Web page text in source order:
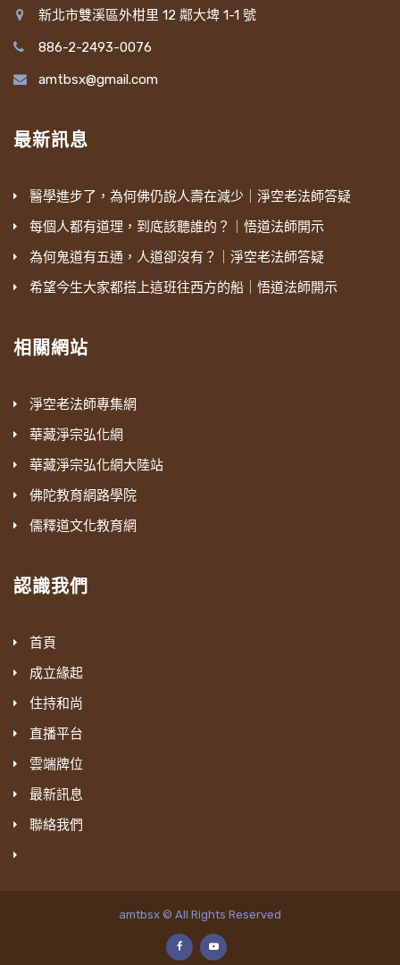
新北市雙溪區外柑里 12 鄰大埤 1-1 號
886-2-2493-0076
amtbsx@gmail.com
最新訊息
醫學進步了，為何佛仍說人壽在減少｜淨空老法師答疑
每個人都有道理，到底該聽誰的？｜悟道法師開示
為何鬼道有五通，人道卻沒有？｜淨空老法師答疑
希望今生大家都搭上這班往西方的船｜悟道法師開示
相關網站
淨空老法師專集網
華藏淨宗弘化網
華藏淨宗弘化網大陸站
佛陀教育網路學院
儒釋道文化教育網
認識我們
首頁
成立緣起
住持和尚
直播平台
雲端牌位
最新訊息
聯絡我們
amtbsx © All Rights Reserved